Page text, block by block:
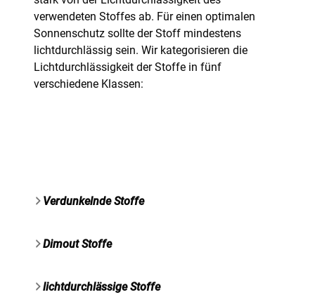
verwendeten Stoffes ab. Für einen optimalen
Sonnenschutz sollte der Stoff mindestens
lichtdurchlässig sein. Wir kategorisieren die
Lichtdurchlässigkeit der Stoffe in fünf
verschiedene Klassen:
Verdunkelnde Stoffe
Dimout Stoffe
lichtdurchlässige Stoffe